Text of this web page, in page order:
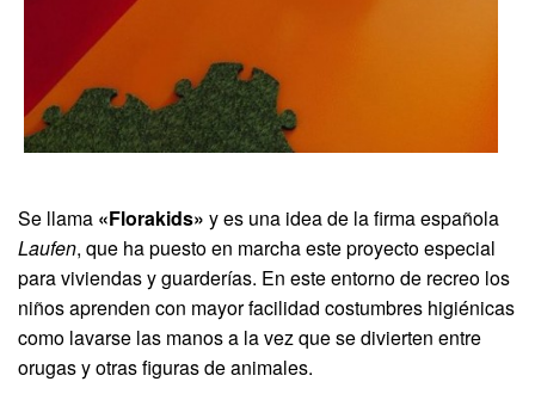
Se llama «Florakids» y es una idea de la firma española
Laufen, que ha puesto en marcha este proyecto especial
para viviendas y guarderías. En este entorno de recreo los
niños aprenden con mayor facilidad costumbres higiénicas
como lavarse las manos a la vez que se divierten entre
orugas y otras figuras de animales.